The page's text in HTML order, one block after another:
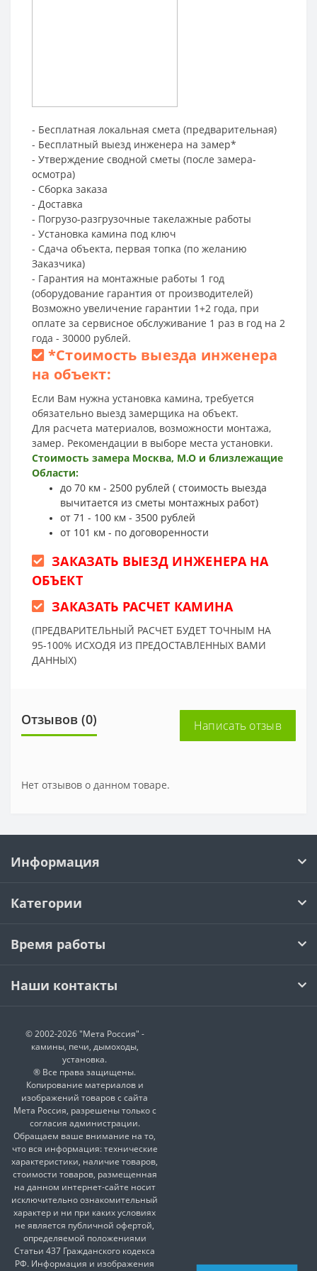
- Бесплатная локальная смета (предварительная)
- Бесплатный выезд инженера на замер*
- Утверждение сводной сметы (после замера-
осмотра)
- Сборка заказа
- Доставка
- Погрузо-разгрузочные такелажные работы
- Установка камина под ключ
- Сдача объекта, первая топка (по желанию
Заказчика)
- Гарантия на монтажные работы 1 год
(оборудование гарантия от производителей)
Возможно увеличение гарантии 1+2 года, при
оплате за сервисное обслуживание 1 раз в год на 2
года - 30000 рублей.
*Стоимость выезда инженера
на объект:
Если Вам нужна установка камина, требуется
обязательно выезд замерщика на объект.
Для расчета материалов, возможности монтажа,
замер. Рекомендации в выборе места установки.
Стоимость замера Москва, М.О и близлежащие
Области:
до 70 км - 2500 рублей ( стоимость выезда
вычитается из сметы монтажных работ)
от 71 - 100 км - 3500 рублей
от 101 км - по договоренности
ЗАКАЗАТЬ ВЫЕЗД ИНЖЕНЕРА НА
ОБЪЕКТ
ЗАКАЗАТЬ РАСЧЕТ КАМИНА
(ПРЕДВАРИТЕЛЬНЫЙ РАСЧЕТ БУДЕТ ТОЧНЫМ НА
95-100% ИСХОДЯ ИЗ ПРЕДОСТАВЛЕННЫХ ВАМИ
ДАННЫХ)
Отзывов (0) Написать отзыв
Нет отзывов о данном товаре.
Информация
Категории
Время работы
Наши контакты
© 2002-2026 "Мета Россия" -
камины, печи, дымоходы,
установка.
® Все права защищены.
Копирование материалов и
изображений товаров с сайта
Мета Россия, разрешены только с
согласия администрации.
Обращаем ваше внимание на то,
что вся информация: технические
характеристики, наличие товаров,
стоимости товаров, размещенная
на данном интернет-сайте носит
исключительно ознакомительный
характер и ни при каких условиях
не является публичной офертой,
определяемой положениями
Статьи 437 Гражданского кодекса
РФ. Информация и изображения